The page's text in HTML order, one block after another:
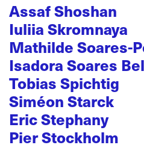
Assaf Shoshan
Iuliia Skromnaya
Mathilde Soares-
Isadora Soares
Tobias Spichtig
Siméon Starck
Eric Stephany
Pier Stockholm